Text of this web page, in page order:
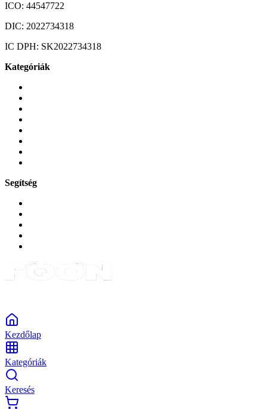
ICO: 44547722
DIC: 2022734318
IC DPH: SK2022734318
Kategóriák
Segítség
Kezdőlap
Kategóriák
Keresés